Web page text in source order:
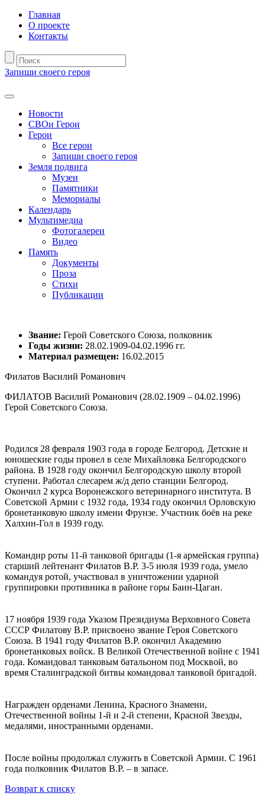
Главная
О проекте
Контакты
Запиши своего героя
Новости
СВОи Герои
Герои
Все герои
Запиши своего героя
Земля подвига
Музеи
Памятники
Мемориалы
Календарь
Мультимедиа
Фотогалереи
Видео
Память
Документы
Проза
Стихи
Публикации
Звание: Герой Советского Союза, полковник
Годы жизни: 28.02.1909-04.02.1996 гг.
Материал размещен: 16.02.2015
Филатов Василий Романович
ФИЛАТОВ Василий Романович (28.02.1909 – 04.02.1996)
Герой Советского Союза.
Родился 28 февраля 1903 года в городе Белгород. Детские и
юношеские годы провел в селе Михайловка Белгородского
района. В 1928 году окончил Белгородскую школу второй
ступени. Работал слесарем ж/д депо станции Белгород.
Окончил 2 курса Воронежского ветеринарного института. В
Советской Армии с 1932 года, 1934 году окончил Орловскую
бронетанковую школу имени Фрунзе. Участник боёв на реке
Халхин-Гол в 1939 году.
Командир роты 11-й танковой бригады (1-я армейская группа)
старший лейтенант Филатов В.Р. 3-5 июля 1939 года, умело
командуя ротой, участвовал в уничтожении ударной
группировки противника в районе горы Баин-Цаган.
17 ноября 1939 года Указом Президиума Верховного Совета
СССР Филатову В.Р. присвоено звание Героя Советского
Союза. В 1941 году Филатов В.Р. окончил Академию
бронетанковых войск. В Великой Отечественной войне с 1941
года. Командовал танковым батальоном под Москвой, во
время Сталинградской битвы командовал танковой бригадой.
Награжден орденами Ленина, Красного Знамени,
Отечественной войны 1-й и 2-й степени, Красной Звезды,
медалями, иностранными орденами.
После войны продолжал служить в Советской Армии. С 1961
года полковник Филатов В.Р. – в запасе.
Возврат к списку